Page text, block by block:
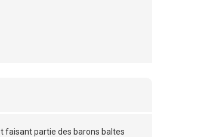
faisant partie des barons baltes